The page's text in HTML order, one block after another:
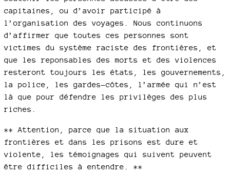
capitaines, ou d’avoir participé à
l’organisation des voyages. Nous continuons
d’affirmer que toutes ces personnes sont
victimes du système raciste des frontières, et
que les reponsables des morts et des violences
resteront toujours les états, les gouvernements,
la police, les gardes-côtes, l’armée qui n’est
là que pour défendre les privilèges des plus
riches.
** Attention, parce que la situation aux
frontières et dans les prisons est dure et
violente, les témoignages qui suivent peuvent
être difficiles à entendre. **